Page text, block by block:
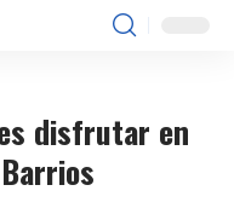
disfrutar en